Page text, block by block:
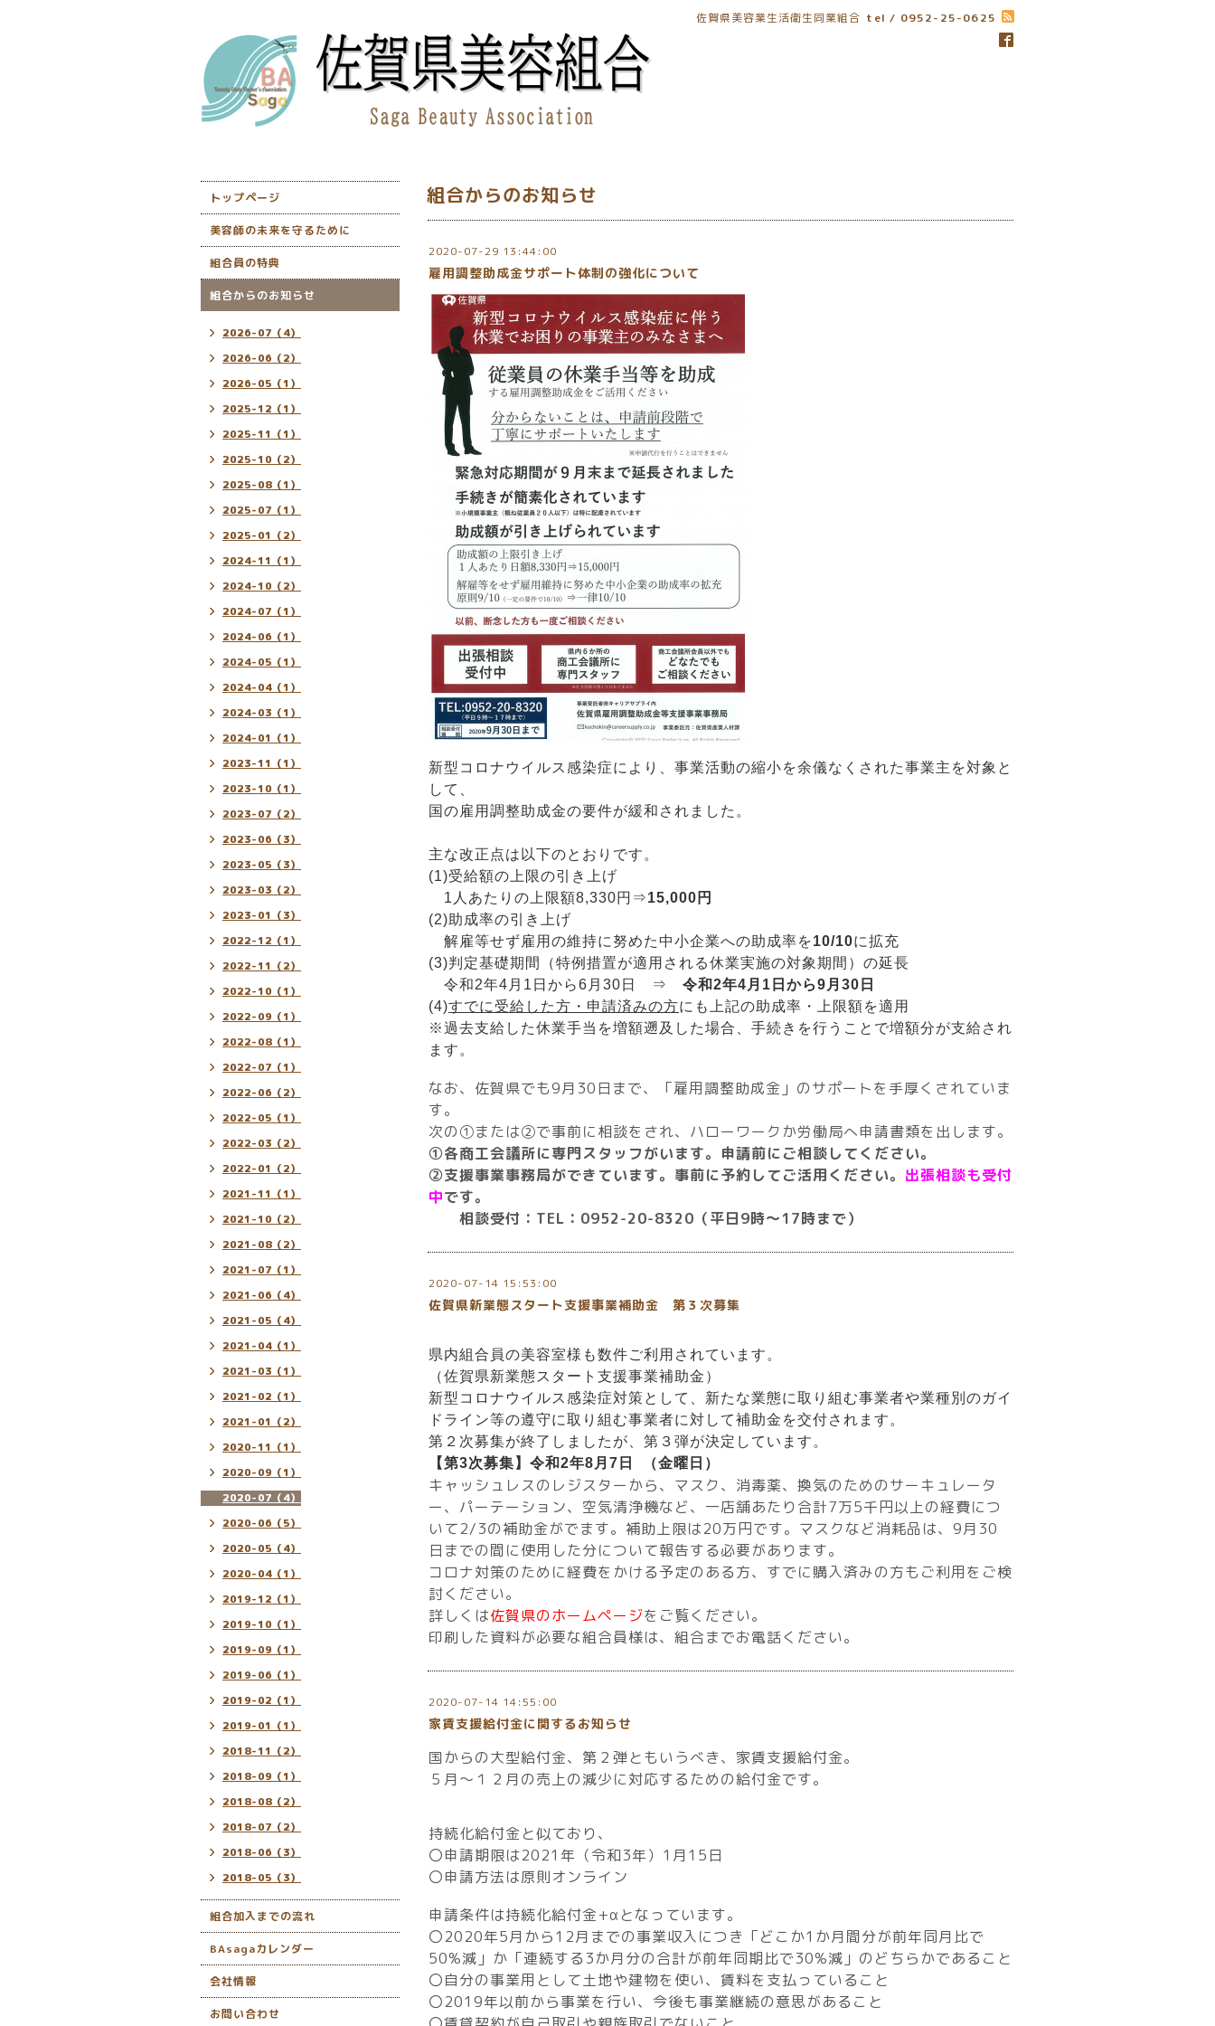
佐賀県美容業生活衛生同業組合 tel / 0952-25-0625
組合からのお知らせ
2020-07-29 13:44:00
雇用調整助成金サポート体制の強化について
新型コロナウイルス感染症により、事業活動の縮小を余儀なくされた事業主を対象と
して、
国の雇用調整助成金の要件が緩和されました。
主な改正点は以下のとおりです。
(1)受給額の上限の引き上げ
1人あたりの上限額8,330円⇒15,000円
(2)助成率の引き上げ
解雇等せず雇用の維持に努めた中小企業への助成率を10/10に拡充
(3)判定基礎期間（特例措置が適用される休業実施の対象期間）の延長
令和2年4月1日から6月30日 ⇒ 令和2年4月1日から9月30日
(4)すでに受給した方・申請済みの方にも上記の助成率・上限額を適用
※過去支給した休業手当を増額遡及した場合、手続きを行うことで増額分が支給され
ます。
なお、佐賀県でも9月30日まで、「雇用調整助成金」のサポートを手厚くされていま
す。
次の①または②で事前に相談をされ、ハローワークか労働局へ申請書類を出します。
➀各商工会議所に専門スタッフがいます。申請前にご相談してください。
②支援事業事務局ができています。事前に予約してご活用ください。 出張相談も受付
中です。
相談受付：TEL：0952-20-8320（平日9時～17時まで）
2020-07-14 15:53:00
佐賀県新業態スタート支援事業補助金 第３次募集
県内組合員の美容室様も数件ご利用されています。
（佐賀県新業態スタート支援事業補助金）
新型コロナウイルス感染症対策として、新たな業態に取り組む事業者や業種別のガイ
ドライン等の遵守に取り組む事業者に対して補助金を交付されます。
第２次募集が終了しましたが、第３弾が決定しています。
【第3次募集】令和2年8月7日 （金曜日）
キャッシュレスのレジスターから、マスク、消毒薬、換気のためのサーキュレータ
ー、パーテーション、空気清浄機など、一店舗あたり合計7万5千円以上の経費につ
いて2/3の補助金がでます。補助上限は20万円です。マスクなど消耗品は、9月30
日までの間に使用した分について報告する必要があります。
コロナ対策のために経費をかける予定のある方、すでに購入済みの方もご利用をご検
討ください。
詳しくは佐賀県のホームページをご覧ください。
印刷した資料が必要な組合員様は、組合までお電話ください。
2020-07-14 14:55:00
家賃支援給付金に関するお知らせ
国からの大型給付金、第２弾ともいうべき、家賃支援給付金。
５月～１２月の売上の減少に対応するための給付金です。
持続化給付金と似ており、
〇申請期限は2021 年（令和3年） 1 月15日
〇申請方法は原則オンライン
申請条件は持続化給付金+α となっています。
〇2020年5月から12月までの事業収入につき「どこか1 か月間分が前年同月比で
50%減」か「連続する 3か月分の合計が前年同期比で30%減」のどちらかであること
〇自分の事業用として土地や建物を使い、賃料を支払っていること
〇2019年以前から事業を行い、今後も事業継続の意思があること
トップページ
美容師の未来を守るために
組合員の特典
組合からのお知らせ
2026-07（4）
2026-06（2）
2026-05（1）
2025-12（1）
2025-11（1）
2025-10（2）
2025-08（1）
2025-07（1）
2025-01（2）
2024-11（1）
2024-10（2）
2024-07（1）
2024-06（1）
2024-05（1）
2024-04（1）
2024-03（1）
2024-01（1）
2023-11（1）
2023-10（1）
2023-07（2）
2023-06（3）
2023-05（3）
2023-03（2）
2023-01（3）
2022-12（1）
2022-11（2）
2022-10（1）
2022-09（1）
2022-08（1）
2022-07（1）
2022-06（2）
2022-05（1）
2022-03（2）
2022-01（2）
2021-11（1）
2021-10（2）
2021-08（2）
2021-07（1）
2021-06（4）
2021-05（4）
2021-04（1）
2021-03（1）
2021-02（1）
2021-01（2）
2020-11（1）
2020-09（1）
2020-07（4）
2020-06（5）
2020-05（4）
2020-04（1）
2019-12（1）
2019-10（1）
2019-09（1）
2019-06（1）
2019-02（1）
2019-01（1）
2018-11（2）
2018-09（1）
2018-08（2）
2018-07（2）
2018-06（3）
2018-05（3）
組合加入までの流れ
BAsagaカレンダー
会社情報
お問い合わせ